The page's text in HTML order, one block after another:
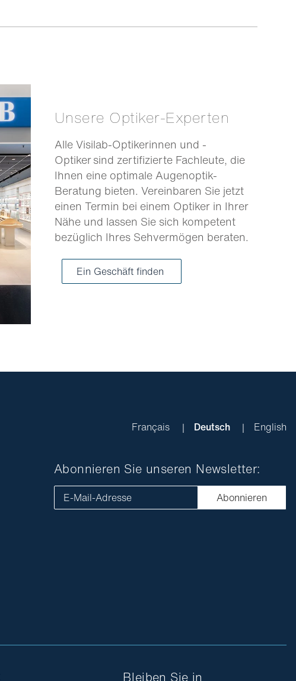
Unsere Optiker-Experten
Alle Visilab-Optikerinnen und -
Optiker sind zertifizierte Fachleute, die
Ihnen eine optimale Augenoptik-
Beratung bieten. Vereinbaren Sie jetzt
einen Termin bei einem Optiker in Ihrer
Nähe und lassen Sie sich kompetent
bezüglich Ihres Sehvermögen beraten.
Ein Geschäft finden
Français Deutsch English
Abonnieren Sie unseren Newsletter:
E-Mail-Adresse Abonnieren
Bleiben Sie in